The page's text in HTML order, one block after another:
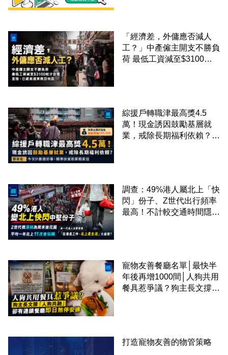
「經濟差，外傭應否減人
工？」中產僱主開支不勝負
荷 最低工資減至$3100蚊
綜援戶轉職津最高獎4.5
萬！現金誘因鼓勵基層就
業，戒除長期福利依賴？鄧
調查：49%港人屬北上「快
閃」份子、Z世代出行頻率
最高！不計較交通時間隱形
寵物友善餐廳名單│最快半
年後再增1000間│人狗共用
餐具惹爭議？狗主長文撐
打造寵物友善的物管策略